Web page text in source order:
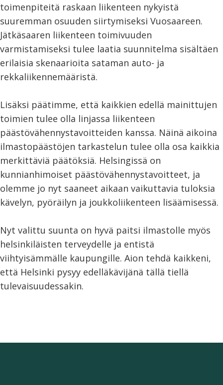
toimenpiteitä raskaan liikenteen nykyistä
suuremman osuuden siirtymiseksi Vuosaareen.
Jätkäsaaren liikenteen toimivuuden
varmistamiseksi tulee laatia suunnitelma sisältäen
erilaisia skenaarioita sataman auto- ja
rekkaliikennemääristä.
Lisäksi päätimme, että kaikkien edellä mainittujen
toimien tulee olla linjassa liikenteen
päästövähennystavoitteiden kanssa. Näinä aikoina
ilmastopäästöjen tarkastelun tulee olla osa kaikkia
merkittäviä päätöksiä. Helsingissä on
kunnianhimoiset päästövähennystavoitteet, ja
olemme jo nyt saaneet aikaan vaikuttavia tuloksia
kävelyn, pyöräilyn ja joukkoliikenteen lisäämisessä.
Nyt valittu suunta on hyvä paitsi ilmastolle myös
helsinkiläisten terveydelle ja entistä
viihtyisämmälle kaupungille. Aion tehdä kaikkeni,
että Helsinki pysyy edelläkävijänä tällä tiellä
tulevaisuudessakin.